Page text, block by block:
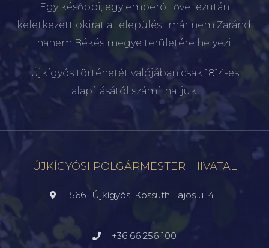
Egy későbbi, egy emberöltővel ezután
keletkezett okirat a települést már nem Zaránd,
hanem Békés megye területére helyezi.
Újkígyós történetét valójában csak 1814-es
alapításától számíthatjuk.
ÚJKÍGYÓSI POLGÁRMESTERI HIVATAL
5661 Újkígyós, Kossuth Lajos u. 41.
+36 66 256 100